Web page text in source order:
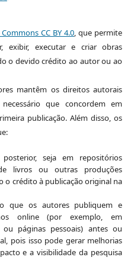
CC BY 4.0, que permite
exibir, executar e criar obras
o devido crédito ao autor ou ao
mantêm os direitos autorais
que concordem em
publicação. Além disso, os
seja em repositórios
livros ou outras produções
o crédito à publicação original na
que os autores publiquem e
online (por exemplo, em
páginas pessoais) antes ou
pois isso pode gerar melhorias
e a visibilidade da pesquisa